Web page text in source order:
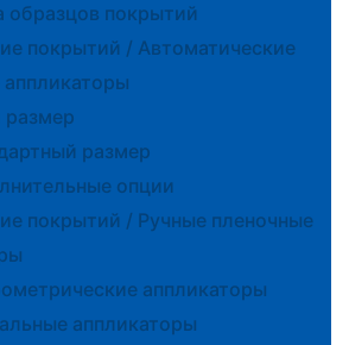
образцов покрытий
покрытий / Автоматические
размер
опции
покрытий / Ручные пленочные
аппликаторы
аппликаторы